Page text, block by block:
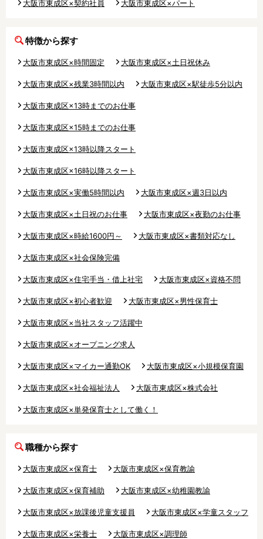
大阪市東成区×契約社員 大阪市東成区×パート
特徴から探す
大阪市東成区×時間固定 大阪市東成区×土日祝休み
大阪市東成区×残業3時間以内 大阪市東成区×駅徒歩5分以内
大阪市東成区×13時までのお仕事
大阪市東成区×15時までのお仕事
大阪市東成区×13時以降スタート
大阪市東成区×16時以降スタート
大阪市東成区×実働5時間以内 大阪市東成区×週3日以内
大阪市東成区×土日祝のお仕事 大阪市東成区×夜勤のお仕事
大阪市東成区×時給1600円～ 大阪市東成区×書類対応なし
大阪市東成区×社会保険完備
大阪市東成区×住宅手当・借上社宅 大阪市東成区×資格不問
大阪市東成区×初心者歓迎 大阪市東成区×男性保育士
大阪市東成区×当社スタッフ活躍中
大阪市東成区×オープニング求人
大阪市東成区×マイカー通勤OK 大阪市東成区×小規模保育園
大阪市東成区×社会福祉法人 大阪市東成区×株式会社
大阪市東成区×単発保育士として働く！
職種から探す
大阪市東成区×保育士 大阪市東成区×保育教諭
大阪市東成区×保育補助 大阪市東成区×幼稚園教諭
大阪市東成区×放課後児童支援員 大阪市東成区×学童スタッフ
大阪市東成区×栄養士 大阪市東成区×調理師
小規模認可保育園
認可外保育園
学童保育施設
子育て支援センター
児童発達支援事業所
ス
その他施設
時間固定
土日祝休み
残業3時間以内
駅徒歩5分以内
13時までのお仕事
15時までのお仕事
実働5時間以内
週3日以内
土日祝のお仕事
夜勤のお仕事
時給1600円～
社会保険完備
住宅手当・借上社宅
男性保育士
当社スタッフ活躍中
オープニング求人
マイカー通勤OK
小規模保育園
く！
月収見込み
フリーワード検索